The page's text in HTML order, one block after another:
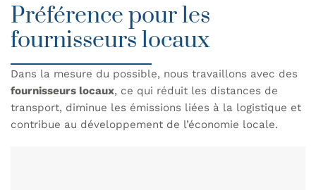
Préférence pour les
fournisseurs locaux
Dans la mesure du possible, nous travaillons avec des
fournisseurs locaux, ce qui réduit les distances de
transport, diminue les émissions liées à la logistique et
contribue au développement de l’économie locale.